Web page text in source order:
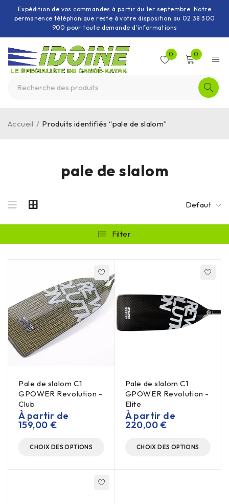
Expédition de vos commandes à partir du 1er septembre. Notre
permanence téléphonique reste à votre disposition au 02 38 300
900 pour toute demande d'informations
0 0
pale de slalom
Accueil / Produits identifiés “pale de slalom”
Defaut
Filter
Pale de slalom C1
GPOWER Revolution -
Club
À partir de
159,00 €
CHOIX DES OPTIONS
Pale de slalom C1
GPOWER Revolution -
Elite
À partir de
220,00€
CHOIX DES OPTIONS